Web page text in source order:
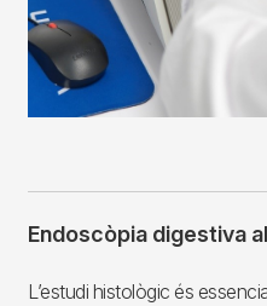
Endoscòpia digestiva
L’estudi histològic és